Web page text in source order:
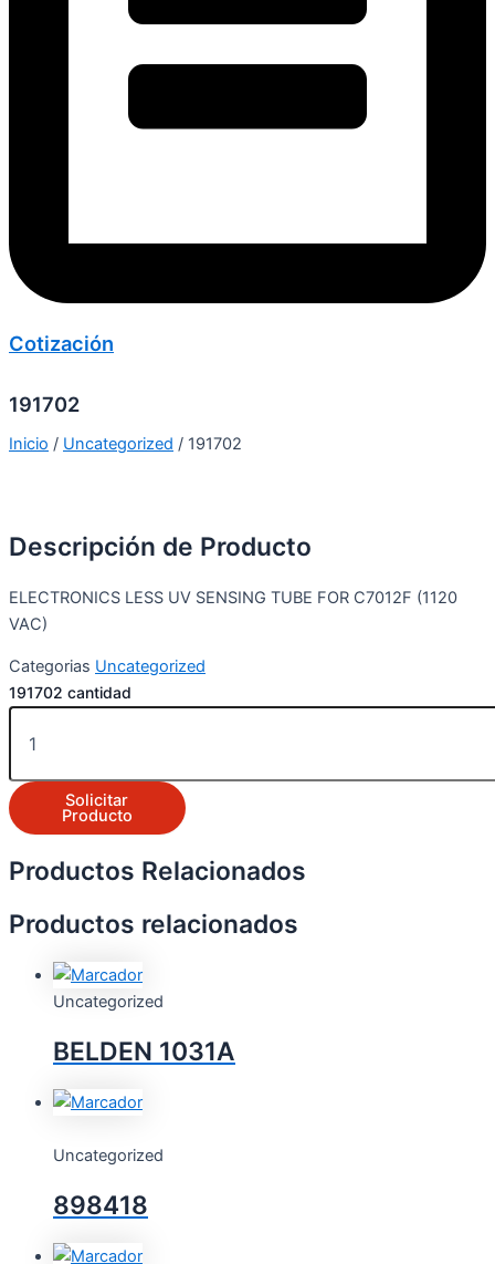
Cotización
191702
Inicio / Uncategorized / 191702
Descripción de Producto
ELECTRONICS LESS UV SENSING TUBE FOR C7012F (1120
VAC)
Categorias Uncategorized
191702 cantidad
Solicitar
Producto
Productos Relacionados
Productos relacionados
Uncategorized
BELDEN 1031A
Uncategorized
898418